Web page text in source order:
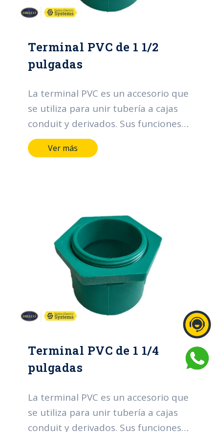
Terminal PVC de 1 1/2
pulgadas
La terminal PVC es un accesorio que
se utiliza para unir tubería a cajas
conduit y derivados. Sus funciones
principales se centran en la
organización y protección de los
Ver más
Terminal PVC de 1 1/4
pulgadas
La terminal PVC es un accesorio que
se utiliza para unir tubería a cajas
conduit y derivados. Sus funciones